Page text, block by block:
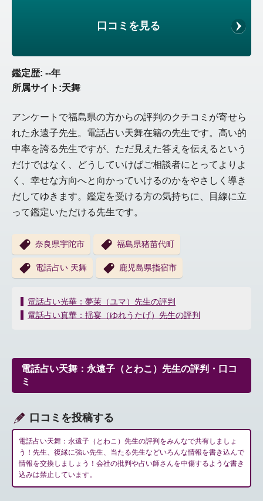
口コミを見る
鑑定歴: --年
所属サイト:天舞
アンケートで福島県の方からの評判のクチコミが寄せら
れた永遠子先生。電話占い天舞在籍の先生です。高い的
中率を誇る先生ですが、ただ見えた答えを伝えるという
だけではなく、どうしていけばご相談者にとってよりよ
く、幸せな方向へと向かっていけるのかをやさしく導き
だしてゆきます。鑑定を受ける方の気持ちに、目線に立
って鑑定いただける先生です。
奈良県宇陀市 福島県猪苗代町
電話占い 天舞 鹿児島県指宿市
投
稿
ー
シ
ョ
電話占い光華：夢茉（ユマ）先生の評判
電話占い真華：揺宴（ゆれうたげ）先生の評判
電話占い天舞：永遠子（とわこ）先生の評判・口コ
ミ
口コミを投稿する
電話占い天舞：永遠子（とわこ）先生の評判をみんなで共有しましょ
う！先生、復縁に強い先生、当たる先生などいろんな情報を書き込んで
情報を交換しましょう！会社の批判や占い師さんを中傷するような書き
込みは禁止しています。